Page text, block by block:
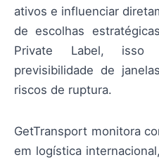
ativos e influenciar
de escolhas
Private Label, isso
previsibilidade de
riscos de ruptura.
GetTransport monitora
em logística